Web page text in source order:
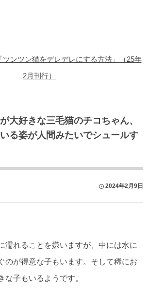
ツンツン猫をデレデレにする方法」（25年
2月刊行）
大好きな三毛猫のチコちゃん、
る姿が人間みたいでシュールす
2024年2月9日
濡れることを嫌いますが、中には水に
のが得意な子もいます。そして稀にお
な子もいるようです。